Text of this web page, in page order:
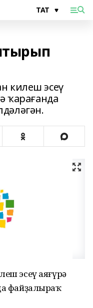
килеш эсеү
ҡарағанда
эсеү аяғүрә
файҙалыраҡ